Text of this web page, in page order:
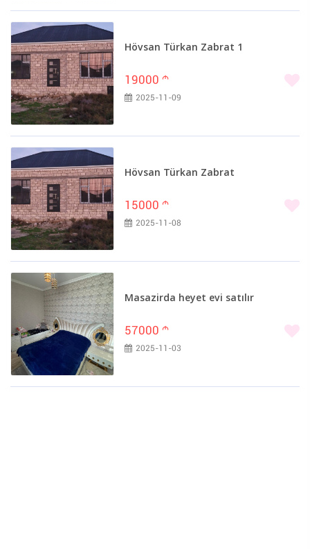
Hövsan Türkan Zabrat 1
19000 m
2025-11-09
Hövsan Türkan Zabrat
15000 m
2025-11-08
Masazirda heyet evi satılır
57000 m
2025-11-03